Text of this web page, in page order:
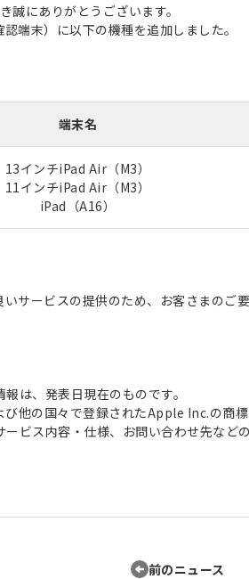
にありがとうございます。
端末）に以下の機種を追加しました。
端末名
13インチiPad Air（M3）
11インチiPad Air（M3）
iPad（A16）
サービスの提供のため、お客さまのご
は、発表日現在のものです。
他の国々で登録されたApple Inc.の
ビス内容・仕様、お問い合わせ先など
前のニュース